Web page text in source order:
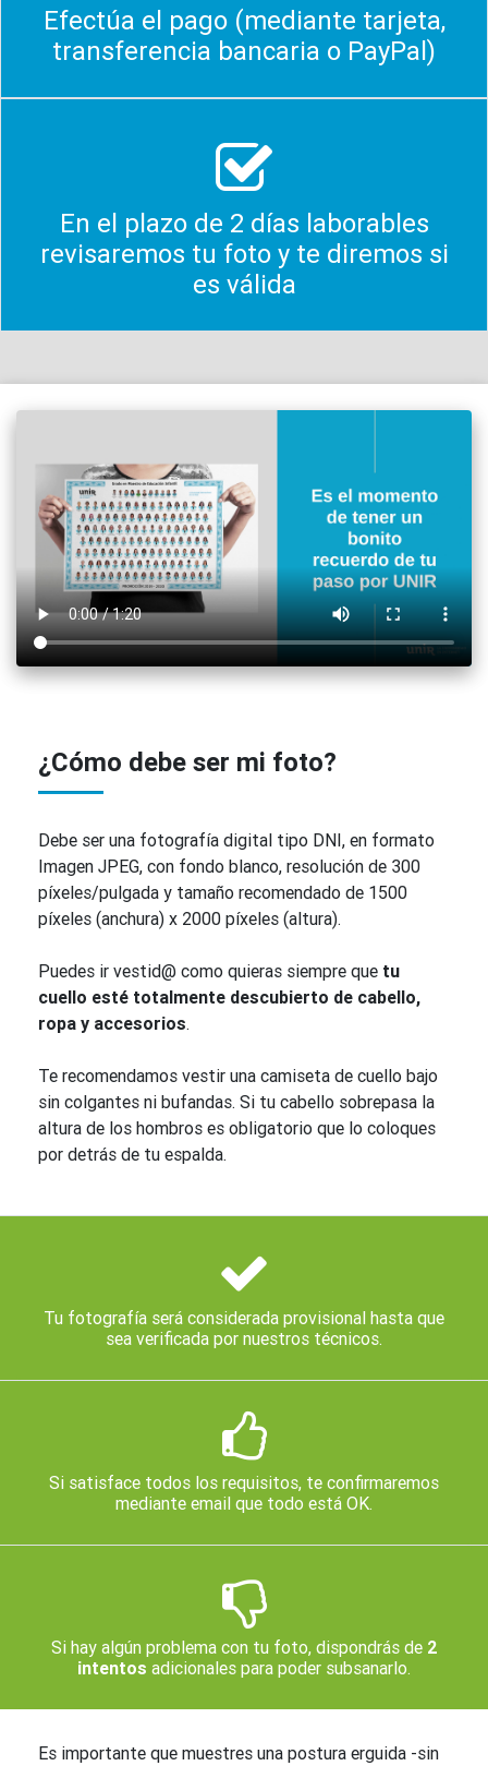
Efectúa el pago (mediante tarjeta,
transferencia bancaria o PayPal)
En el plazo de 2 días laborables
revisaremos tu foto y te diremos si
es válida
¿Cómo debe ser mi foto?
Debe ser una fotografía digital tipo DNI, en formato
Imagen JPEG, con fondo blanco, resolución de 300
píxeles/pulgada y tamaño recomendado de 1500
píxeles (anchura) x 2000 píxeles (altura).
Puedes ir vestid@ como quieras siempre que tu
cuello esté totalmente descubierto de cabello,
ropa y accesorios.
Te recomendamos vestir una camiseta de cuello bajo
sin colgantes ni bufandas. Si tu cabello sobrepasa la
altura de los hombros es obligatorio que lo coloques
por detrás de tu espalda.
Tu fotografía será considerada provisional hasta que
sea verificada por nuestros técnicos.
Si satisface todos los requisitos, te confirmaremos
mediante email que todo está OK.
Si hay algún problema con tu foto, dispondrás de 2
intentos adicionales para poder subsanarlo.
Es importante que muestres una postura erguida -sin